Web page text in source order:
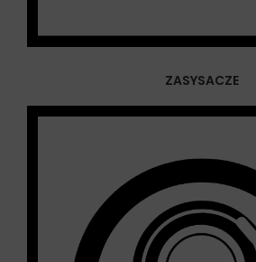
ZASYSACZE